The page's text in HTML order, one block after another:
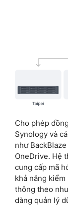
Cho phép
Synology và
như
OneDrive. Hệ
cung cấp mã
khả năng
thông theo
dàng quản lý